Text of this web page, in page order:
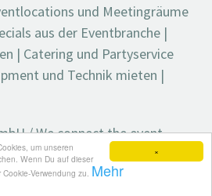
×
um unseren
Wenn Du auf dieser
Verwendung zu. Mehr
und Meetingräume
aus der Eventbranche |
| Catering und Partyservice
und Technik mieten |
/ We connect the event
für die Eventplanung /
Magazin und mehr